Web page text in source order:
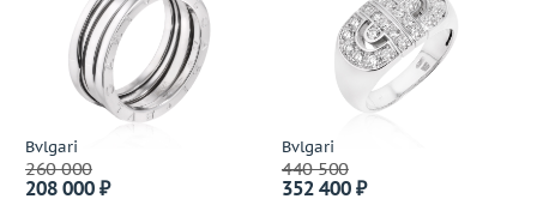
Bvlgari
260 000
208 000 ₽
Bvlgari
440 500
352 400 ₽